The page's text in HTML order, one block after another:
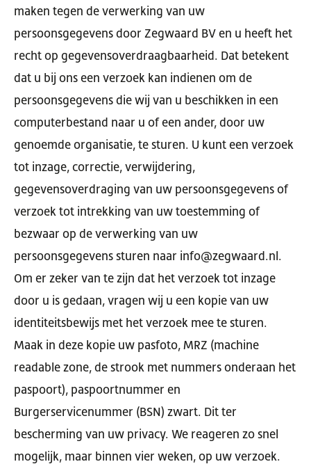
maken tegen de verwerking van uw
persoonsgegevens door Zegwaard BV en u heeft het
recht op gegevensoverdraagbaarheid. Dat betekent
dat u bij ons een verzoek kan indienen om de
persoonsgegevens die wij van u beschikken in een
computerbestand naar u of een ander, door uw
genoemde organisatie, te sturen. U kunt een verzoek
tot inzage, correctie, verwijdering,
gegevensoverdraging van uw persoonsgegevens of
verzoek tot intrekking van uw toestemming of
bezwaar op de verwerking van uw
persoonsgegevens sturen naar info@zegwaard.nl.
Om er zeker van te zijn dat het verzoek tot inzage
door u is gedaan, vragen wij u een kopie van uw
identiteitsbewijs met het verzoek mee te sturen.
Maak in deze kopie uw pasfoto, MRZ (machine
readable zone, de strook met nummers onderaan het
paspoort), paspoortnummer en
Burgerservicenummer (BSN) zwart. Dit ter
bescherming van uw privacy. We reageren zo snel
mogelijk, maar binnen vier weken, op uw verzoek.